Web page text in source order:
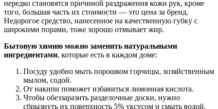
нередко становятся причиной раздражения кожи рук, кроме
того, большая часть их стоимости — это цена за бренд.
Недорогое средство, нанесенное на качественную губку с
широкими порами, тоже хорошо отмывает жир.
Бытовую химию можно заменить натуральными
ингредиентами, которые есть в каждом доме:
Посуду удобно мыть порошком горчицы, хозяйственным
мылом, содой.
От накипи поможет избавиться лимонная кислота.
Чтобы обеззаразить разделочные доски, нужно
сбрызнуть их поверхность 5% уксусом и смыть водой.